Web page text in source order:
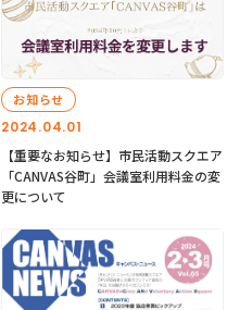
2024.04.01
お知らせ
【重要なお知らせ】市民活動スクエア
「CANVAS谷町」会議室利用料金の変
更について